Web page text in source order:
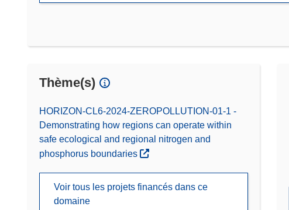
Thème(s)
HORIZON-CL6-2024-ZEROPOLLUTION-01-1 -
Demonstrating how regions can operate within
safe ecological and regional nitrogen and
phosphorus boundaries
Voir tous les projets financés dans ce
domaine